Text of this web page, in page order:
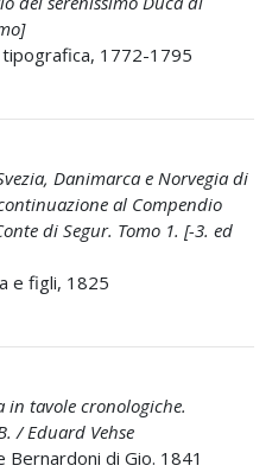
1772-1795
Danimarca e Norvegia di
al Compendio
di Segur. Tomo 1. [-3. ed
e figli, 1825
in tavole cronologiche.
/ Eduard Vehse
di Gio. 1841